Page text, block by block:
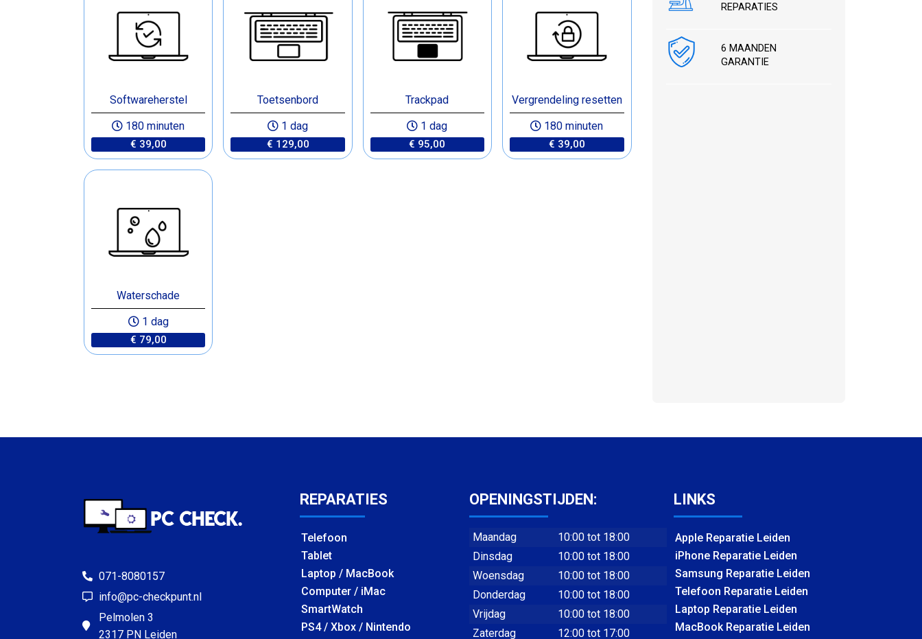
Softwareherstel
180 minuten
€ 39,00
Toetsenbord
1 dag
€ 129,00
Trackpad
1 dag
€ 95,00
Vergrendeling resetten
180 minuten
€ 39,00
Waterschade
1 dag
€ 79,00
REPARATIES
6 MAANDEN
GARANTIE
071-8080157
info@pc-checkpunt.nl
Pelmolen 3
2317 PN Leiden
REPARATIES
Telefoon
Tablet
Laptop / MacBook
Computer / iMac
SmartWatch
PS4 / Xbox / Nintendo
OPENINGSTIJDEN:
Maandag
10:00 tot 18:00
Dinsdag
10:00 tot 18:00
Woensdag
10:00 tot 18:00
Donderdag
10:00 tot 18:00
Vrijdag
10:00 tot 18:00
Zaterdag
12:00 tot 17:00
LINKS
Apple Reparatie Leiden
iPhone Reparatie Leiden
Samsung Reparatie Leiden
Telefoon Reparatie Leiden
Laptop Reparatie Leiden
MacBook Reparatie Leiden